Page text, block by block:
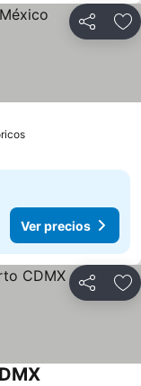
Compartir
Ver precios
Compartir